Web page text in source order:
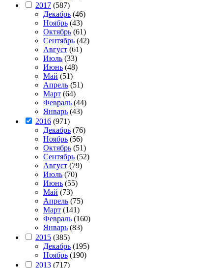
2017 (587)
Декабрь (46)
Ноябрь (43)
Октябрь (61)
Сентябрь (42)
Август (61)
Июль (33)
Июнь (48)
Май (51)
Апрель (51)
Март (64)
Февраль (44)
Январь (43)
2016 (971)
Декабрь (76)
Ноябрь (56)
Октябрь (51)
Сентябрь (52)
Август (79)
Июль (70)
Июнь (55)
Май (73)
Апрель (75)
Март (141)
Февраль (160)
Январь (83)
2015 (385)
Декабрь (195)
Ноябрь (190)
2013 (717)